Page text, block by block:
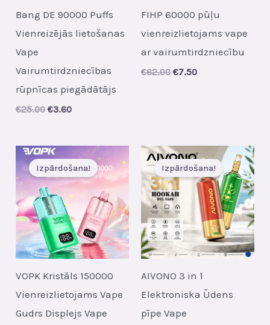
Bang DE 90000 Puffs
Vienreizējās lietošanas
Vape
Vairumtirdzniecības
rūpnīcas piegādātājs
€25.00 Original
€25.00.
€3.60Current
€3.60.
FIHP 60000 pūļu
vienreizlietojams vape
ar vairumtirdzniecību
€62.00 Original
€7.50Current
Izpārdošana!
VOPK Kristāls 150000
Vienreizlietojams Vape
Gudrs Displejs Vape
Izpārdošana!
AIVONO 3 in 1
Elektroniska Ūdens
pīpe Vape